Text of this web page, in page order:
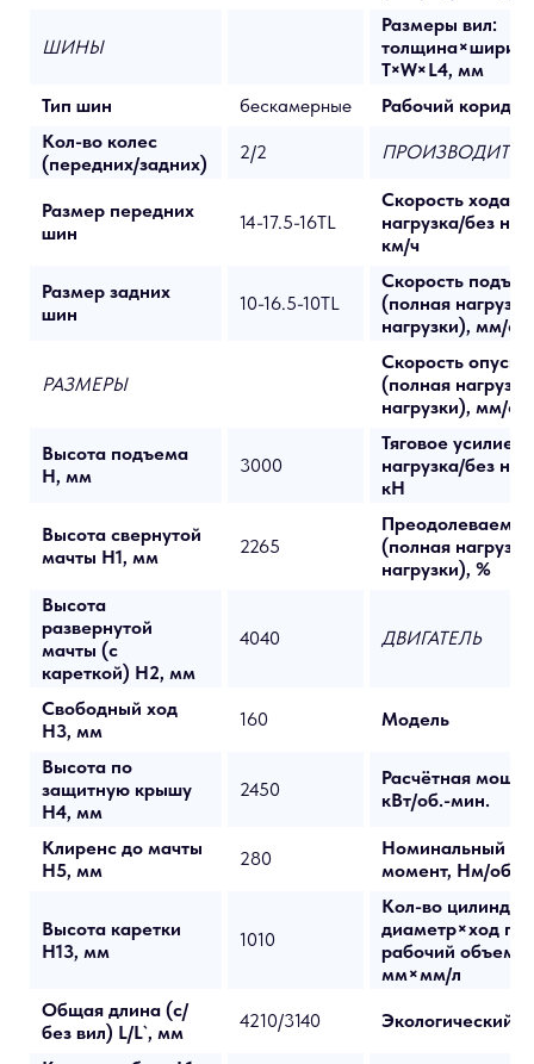
ШИНЫ
Размеры вил:
T×W×L4, мм
Тип шин
бескамерные
Рабочий
Кол-во колес
(передних/задних)
2/2
Размер передних
шин
14-17.5-16TL
Скорость хода
нагрузка/без
км/ч
Размер задних
шин
10-16.5-10TL
Скорость
(полная
нагрузки), мм/с
РАЗМЕРЫ
Скорость
(полная
нагрузки), мм/с
Высота подъема
H, мм
3000
Тяговое усилие
нагрузка/без
кН
Высота свернутой
мачты H1, мм
2265
(полная
нагрузки), %
Высота
развернутой
мачты (с
кареткой) H2, мм
4040 ДВИГАТЕЛЬ
Свободный ход
H3, мм
160 Модель
Высота по
защитную крышу
H4, мм
2450
Расчётная
кВт/об.-мин.
Клиренс до мачты
H5, мм
280
Номинальный
момент, Нм/об.-
Высота каретки
H13, мм
1010
Кол-во
диаметр×ход
рабочий объем,
мм×мм/л
Общая длина (с/
без вил) L/L`, мм
4210/3140 Экологический